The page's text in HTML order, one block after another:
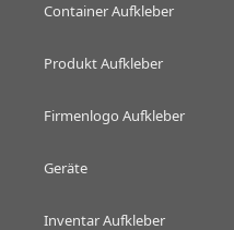
Container Aufkleber
Produkt Aufkleber
Firmenlogo Aufkleber
Geräte
Inventar Aufkleber